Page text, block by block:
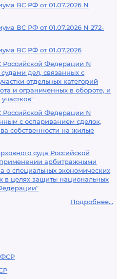
ВС РФ от 01.07.2026 N
ВС РФ от 01.07.2026 N 272-
ВС РФ от 01.07.2026
Российской Федерации N
дел, связанных с
отдельных категорий
и ограниченных в обороте, и
Российской Федерации N
с оспариванием сделок,
собственности на жилые
суда Российской
арбитражными
о специальных экономических
в целях защиты национальных
Подробнее...